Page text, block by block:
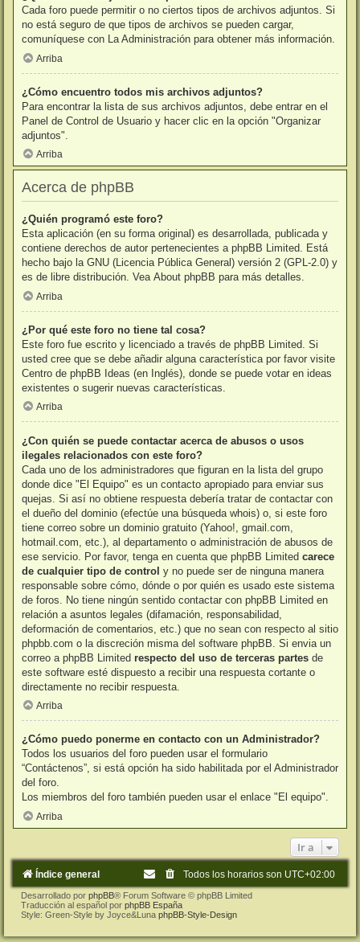
Cada foro puede permitir o no ciertos tipos de archivos adjuntos. Si
no está seguro de que tipos de archivos se pueden cargar,
comuníquese con La Administración para obtener más información.
Arriba
¿Cómo encuentro todos mis archivos adjuntos?
Para encontrar la lista de sus archivos adjuntos, debe entrar en el
Panel de Control de Usuario y hacer clic en la opción "Organizar
adjuntos".
Arriba
Acerca de phpBB
¿Quién programó este foro?
Esta aplicación (en su forma original) es desarrollada, publicada y
contiene derechos de autor pertenecientes a phpBB Limited. Está
hecho bajo la GNU (Licencia Pública General) versión 2 (GPL-2.0) y
es de libre distribución. Vea About phpBB para más detalles.
Arriba
¿Por qué este foro no tiene tal cosa?
Este foro fue escrito y licenciado a través de phpBB Limited. Si
usted cree que se debe añadir alguna característica por favor visite
Centro de phpBB Ideas (en Inglés), donde se puede votar en ideas
existentes o sugerir nuevas características.
Arriba
¿Con quién se puede contactar acerca de abusos o usos
ilegales relacionados con este foro?
Cada uno de los administradores que figuran en la lista del grupo
donde dice "El Equipo" es un contacto apropiado para enviar sus
quejas. Si así no obtiene respuesta debería tratar de contactar con
el dueño del dominio (efectúe una búsqueda whois) o, si este foro
tiene correo sobre un dominio gratuito (Yahoo!, gmail.com,
hotmail.com, etc.), al departamento o administración de abusos de
ese servicio. Por favor, tenga en cuenta que phpBB Limited carece
de cualquier tipo de control y no puede ser de ninguna manera
responsable sobre cómo, dónde o por quién es usado este sistema
de foros. No tiene ningún sentido contactar con phpBB Limited en
relación a asuntos legales (difamación, responsabilidad,
deformación de comentarios, etc.) que no sean con respecto al sitio
phpbb.com o la discreción misma del software phpBB. Si envia un
correo a phpBB Limited respecto del uso de terceras partes de
este software esté dispuesto a recibir una respuesta cortante o
directamente no recibir respuesta.
Arriba
¿Cómo puedo ponerme en contacto con un Administrador?
Todos los usuarios del foro pueden usar el formulario
“Contáctenos”, si está opción ha sido habilitada por el Administrador
del foro.
Los miembros del foro también pueden usar el enlace "El equipo".
Arriba
Ir a
Índice general Todos los horarios son UTC+02:00
Desarrollado por phpBB® Forum Software © phpBB Limited
Traducción al español por phpBB España
Style: Green-Style by Joyce&Luna phpBB-Style-Design